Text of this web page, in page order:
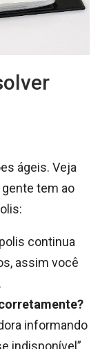
ágeis. Veja
tem ao
continua
assim você
informando
indisponível”